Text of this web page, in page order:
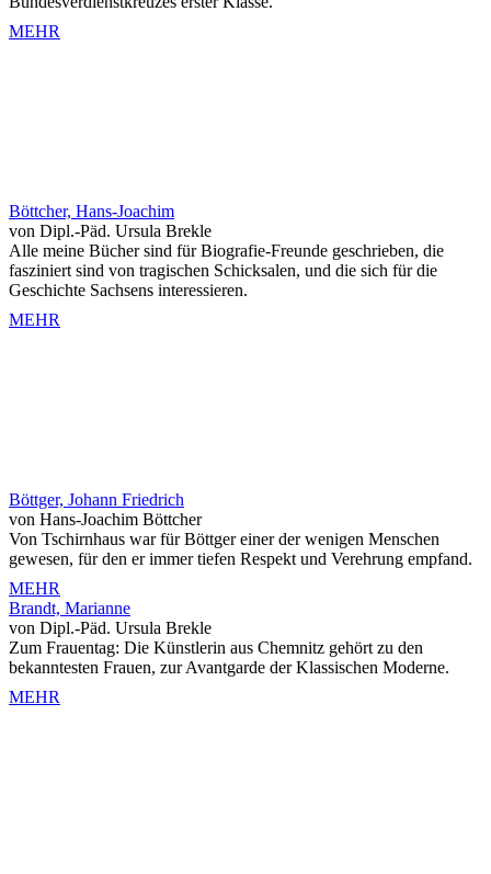
MEHR
Böttcher, Hans-Joachim
von Dipl.-Päd. Ursula Brekle
Alle meine Bücher sind für Biografie-Freunde geschrieben, die
fasziniert sind von tragischen Schicksalen, und die sich für die
Geschichte Sachsens interessieren.
MEHR
Böttger, Johann Friedrich
von Hans-Joachim Böttcher
Von Tschirnhaus war für Böttger einer der wenigen Menschen
gewesen, für den er immer tiefen Respekt und Verehrung empfand.
MEHR
Brandt, Marianne
von Dipl.-Päd. Ursula Brekle
Zum Frauentag: Die Künstlerin aus Chemnitz gehört zu den
bekanntesten Frauen, zur Avantgarde der Klassischen Moderne.
MEHR